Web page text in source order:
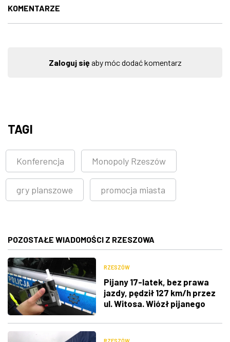
KOMENTARZE
Zaloguj sięaby móc dodać komentarz
TAGI
Konferencja Monopoly Rzeszów
gry planszowe promocja miasta
POZOSTAŁE WIADOMOŚCI Z RZESZOWA
RZESZÓW
Pijany 17-latek, bez prawa
jazdy, pędził 127 km/h przez
ul. Witosa. Wiózł pijanego